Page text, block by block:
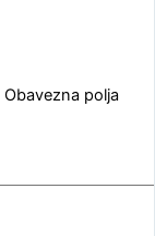
Obavezna polja